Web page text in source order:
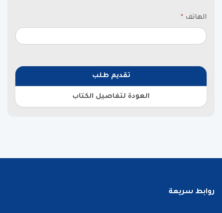
الهاتف *
تقديم طلب
العودة لتفاصيل الكتاب
روابط سريعة